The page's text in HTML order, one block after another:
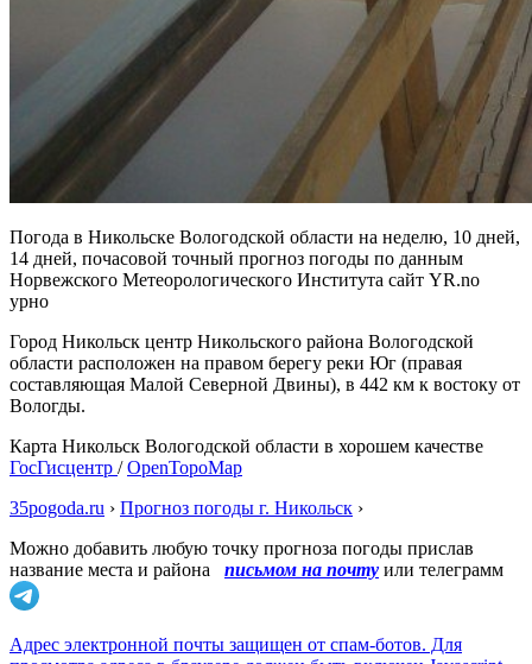
Погода в Никольске Вологодской области на неделю, 10 дней,
14 дней, почасовой точный прогноз погоды по данным
Норвежского Метеорологического Института сайт YR.no
урно
Город Никольск центр Никольского района Вологодской
области расположен на правом берегу реки Юг (правая
составляющая Малой Северной Двины), в 442 км к востоку от
Вологды.
Карта Никольск Вологодской области в хорошем качестве
ГосГисцентр /OpenTopoMap
35pogoda.ru › Прогноз погоды г. Никольск ›
Можно добавить любую точку прогноза погоды прислав
название места и района
письмом на почту или телеграмм
Адрес электронной почты защищен от спам-ботов. Для